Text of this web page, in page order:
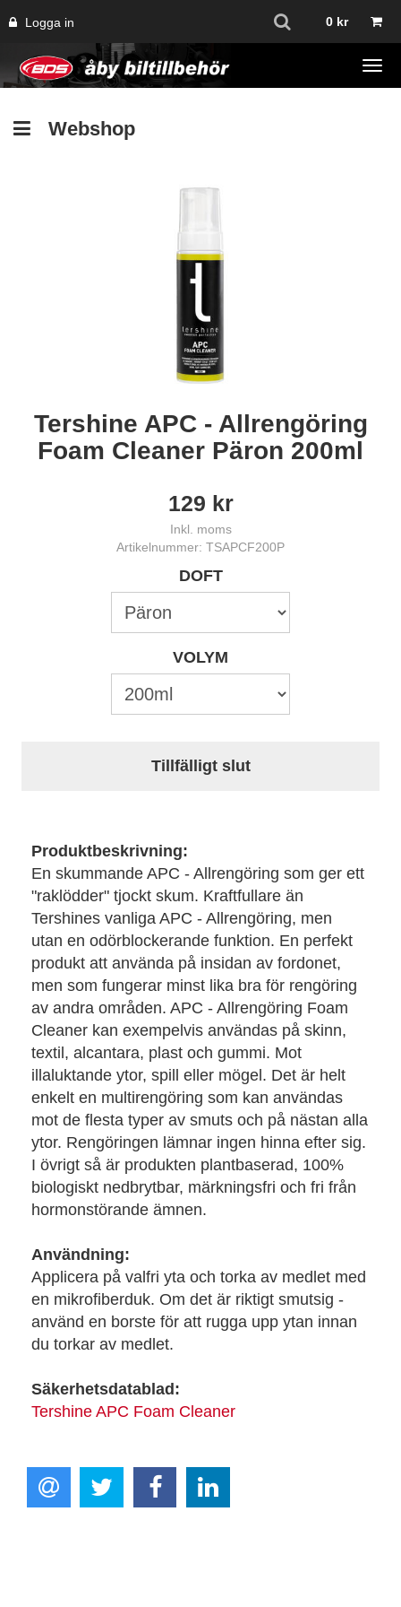
Logga in 0 kr
Webshop
Tershine APC - Allrengöring
Foam Cleaner Päron 200ml
129 kr
Inkl. moms
Artikelnummer: TSAPCF200P
DOFT
VOLYM
Tillfälligt slut
Produktbeskrivning:
En skummande APC - Allrengöring som ger ett
"raklödder" tjockt skum. Kraftfullare än
Tershines vanliga APC - Allrengöring, men
utan en odörblockerande funktion. En perfekt
produkt att använda på insidan av fordonet,
men som fungerar minst lika bra för rengöring
av andra områden. APC - Allrengöring Foam
Cleaner kan exempelvis användas på skinn,
textil, alcantara, plast och gummi. Mot
illaluktande ytor, spill eller mögel. Det är helt
enkelt en multirengöring som kan användas
mot de flesta typer av smuts och på nästan alla
ytor. Rengöringen lämnar ingen hinna efter sig.
I övrigt så är produkten plantbaserad, 100%
biologiskt nedbrytbar, märkningsfri och fri från
hormonstörande ämnen.
Användning:
Applicera på valfri yta och torka av medlet med
en mikrofiberduk. Om det är riktigt smutsig -
använd en borste för att rugga upp ytan innan
du torkar av medlet.
Säkerhetsdatablad:
Tershine APC Foam Cleaner